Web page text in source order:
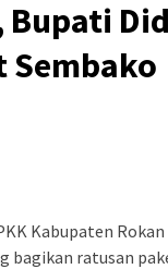
Sembako
Kabupaten
ratusan